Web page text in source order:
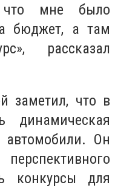
что мне было
бюджет, а там
рассказал
заметил, что в
динамическая
Он
конкурсы для